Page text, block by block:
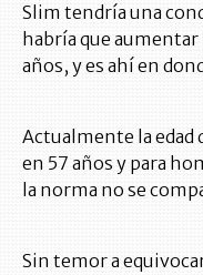
Slim tendría una
habría que aumentar
años, y es ahí en
Actualmente la edad
en 57 años y para
la norma no se
Sin temor a